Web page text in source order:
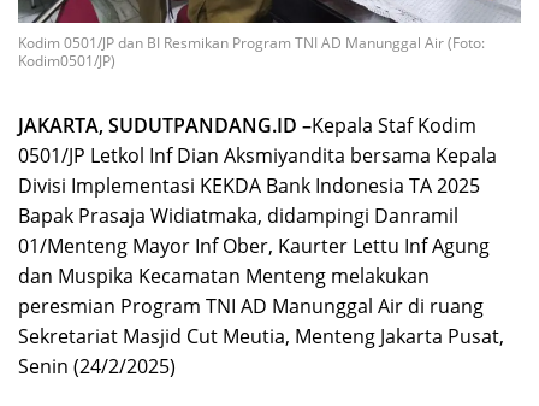
Kodim 0501/JP dan BI Resmikan Program TNI AD Manunggal Air (Foto:
Kodim0501/JP)
JAKARTA, SUDUTPANDANG.ID –Kepala Staf Kodim
0501/JP Letkol Inf Dian Aksmiyandita bersama Kepala
Divisi Implementasi KEKDA Bank Indonesia TA 2025
Bapak Prasaja Widiatmaka, didampingi Danramil
01/Menteng Mayor Inf Ober, Kaurter Lettu Inf Agung
dan Muspika Kecamatan Menteng melakukan
peresmian Program TNI AD Manunggal Air di ruang
Sekretariat Masjid Cut Meutia, Menteng Jakarta Pusat,
Senin (24/2/2025)